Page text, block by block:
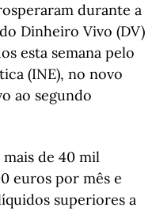
durante a
Dinheiro Vivo (DV)
esta semana pelo
(INE), no novo
ao segundo
de 40 mil
euros por mês e
superiores a